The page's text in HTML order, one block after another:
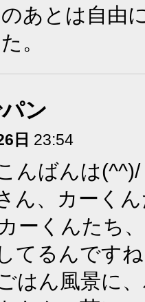
あとは自由
。
ン
日 23:54
んばんは(^^)/
ん、カーく
ーくんたち
てるんです
はん風景に